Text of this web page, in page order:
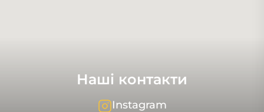
Наші контакти
Instagram